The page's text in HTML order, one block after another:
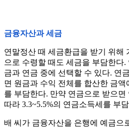
금융자산과 세금
연말정산 때 세금환급을 받기 위해
으로 수령할 때도 세금을 부담한다.
금과 연금 중에 선택할 수 있다. 연
면 원금과 수익 전체를 합산한 금액
를 부담한다. 만약 연금으로 받으면
따라 3.3~5.5%의 연금소득세를 부
배 씨가 금융자산을 은행에 예금으